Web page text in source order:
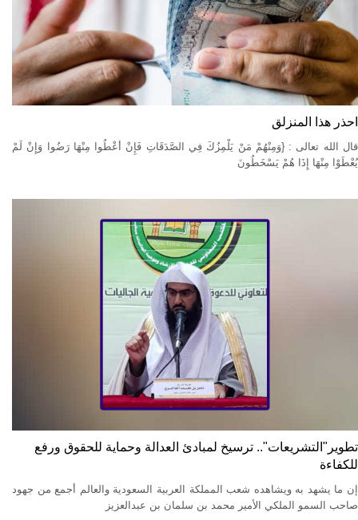
احذر هذا المنزلق
قال الله تعالى : {وَمِنْهُمْ مَنْ يَلْمِزُكَ فِي الصَّدَقَاتِ فَإِنْ أُعْطُوا مِنْهَا رَضُوا وَإِنْ لَمْ
يُعْطَوْا مِنْهَا إِذَا هُمْ يَسْخَطُونَ
تطوير"التشريعات".. ترسيخ لمبادئ العدالة وحماية للحقوق ورفع
للكفاءة
إن ما يشهد به ويشاهده شعب المملكة العربية السعودية والعالم أجمع من جهود
صاحب السمو الملكي الأمير محمد بن سلمان بن عبدالعزيز